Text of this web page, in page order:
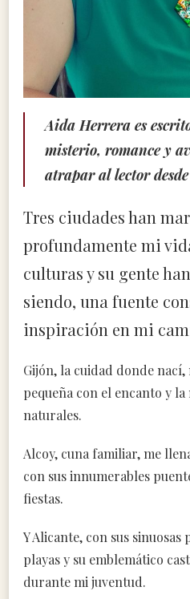
Aida Herrera es
misterio, romance y
atrapar al lector
Tres ciudades han
profundamente mi
culturas y su gente
siendo, una fuente
inspiración en mi
Gijón, la cuidad donde nací,
pequeña con el encanto y la
naturales.
Alcoy, cuna familiar, me
con sus innumerables
fiestas.
Y Alicante, con sus
playas y su emblemático
durante mi juventud.